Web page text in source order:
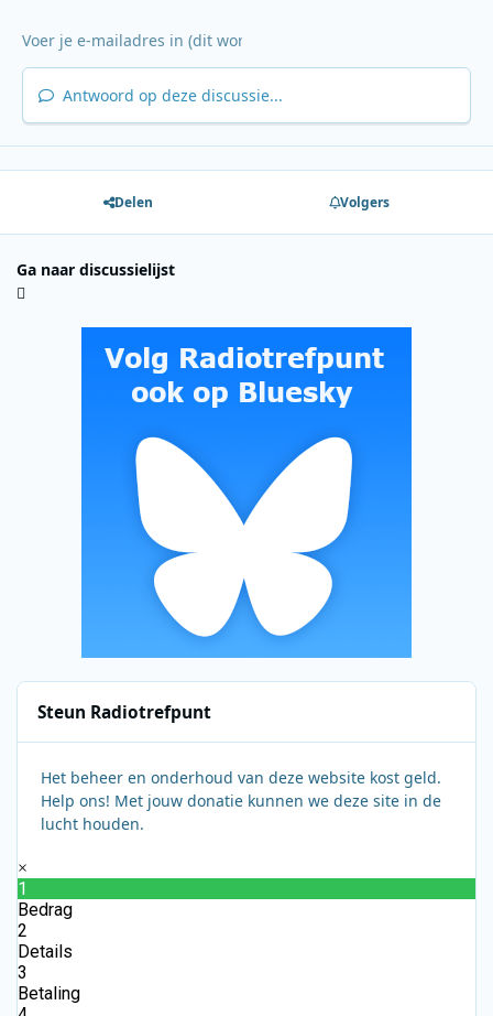
Antwoord op deze discussie...
Delen Volgers
Ga naar discussielijst
Steun Radiotrefpunt
Het beheer en onderhoud van deze website kost geld.
Help ons! Met jouw donatie kunnen we deze site in de
lucht houden.